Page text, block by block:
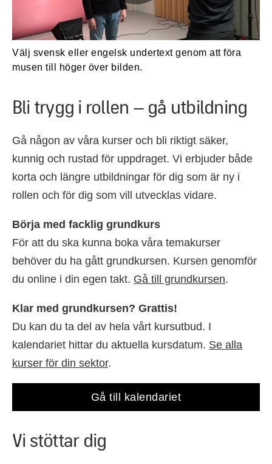
Välj svensk eller engelsk undertext genom att föra
musen till höger över bilden.
Bli trygg i rollen – gå utbildning
Gå någon av våra kurser och bli riktigt säker,
kunnig och rustad för uppdraget. Vi erbjuder både
korta och längre utbildningar för dig som är ny i
rollen och för dig som vill utvecklas vidare.
Börja med facklig grundkurs
För att du ska kunna boka våra temakurser
behöver du ha gått grundkursen. Kursen genomför
du online i din egen takt. Gå till grundkursen.
Klar med grundkursen? Grattis!
Du kan du ta del av hela vårt kursutbud. I
kalendariet hittar du aktuella kursdatum. Se alla
kurser för din sektor.
Gå till kalendariet
Vi stöttar dig